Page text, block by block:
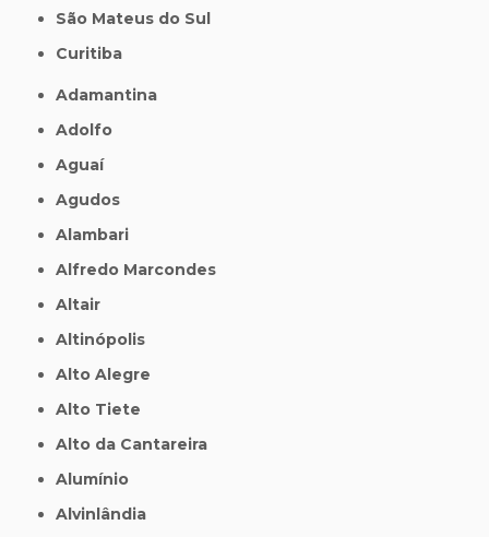
São Mateus do Sul
Curitiba
Adamantina
Adolfo
Aguaí
Agudos
Alambari
Alfredo Marcondes
Altair
Altinópolis
Alto Alegre
Alto Tiete
Alto da Cantareira
Alumínio
Alvinlândia